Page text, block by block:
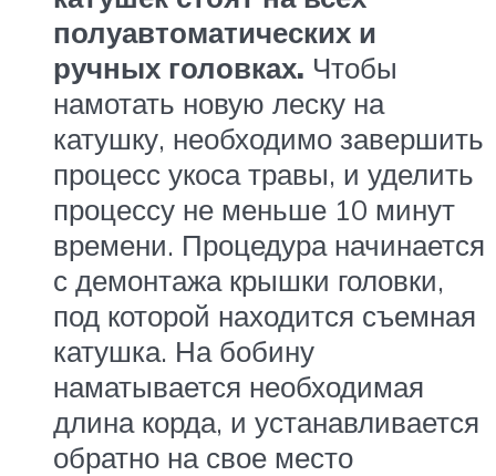
полуавтоматических и
ручных головках. Чтобы
намотать новую леску на
катушку, необходимо завершить
процесс укоса травы, и уделить
процессу не меньше 10 минут
времени. Процедура начинается
с демонтажа крышки головки,
под которой находится съемная
катушка. На бобину
наматывается необходимая
длина корда, и устанавливается
обратно на свое место